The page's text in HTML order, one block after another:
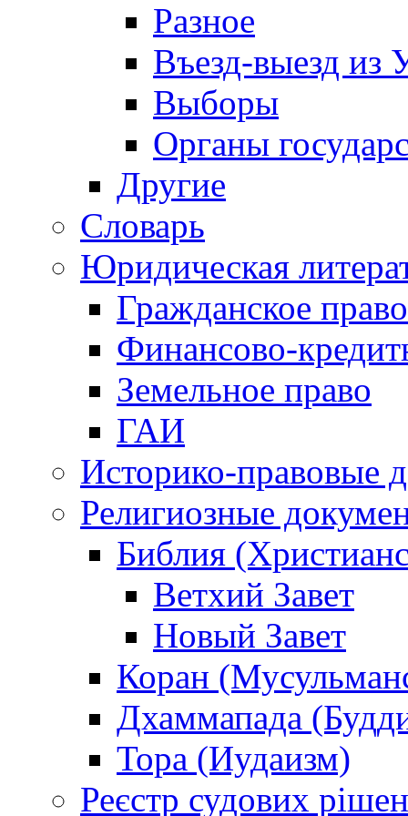
Разное
Въезд-выезд из
Выборы
Органы
Другие
Словарь
Юридическая
Гражданское право
Финансово-
Земельное право
ГАИ
Историко-правовые
Религиозные
Библия
Ветхий Завет
Новый Завет
Коран
Дхаммапада
Тора (Иудаизм)
Реєстр судових